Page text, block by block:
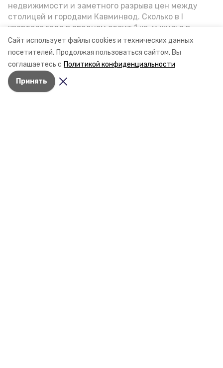
Сайт использует файлы cookies и технических данных
посетителей. Продолжая пользоваться сайтом, Вы
соглашаетесь с Политикой конфиденциальности
Принять
недвижимости и заметного разрыва цен между
столицей и городами Кавминвод. Сколько в I
квартале года в среднем стоит 1 кв. м жилья в
городах и округах региона, как изменился спрос на
первичку и вторичку, какова себестоимость
стройки собственного жилья в этом году и какие
прогнозы о стоимости квадратных метров дают
эксперты, выясняла корреспондент «Победы26».